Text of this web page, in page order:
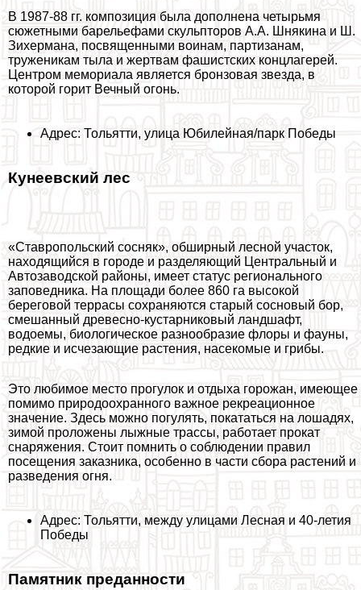
В 1987-88 гг. композиция была дополнена четырьмя
сюжетными барельефами скульпторов А.А. Шнякина и Ш.
Зихермана, посвященными воинам, партизанам,
труженикам тыла и жертвам фашистских концлагерей.
Центром мемориала является бронзовая звезда, в
которой горит Вечный огонь.
Адрес: Тольятти, улица Юбилейная/парк Победы
Кунеевский лес
«Ставропольский сосняк», обширный лесной участок,
находящийся в городе и разделяющий Центральный и
Автозаводской районы, имеет статус регионального
заповедника. На площади более 860 га высокой
береговой террасы сохраняются старый сосновый бор,
смешанный древесно-кустарниковый ландшафт,
водоемы, биологическое разнообразие флоры и фауны,
редкие и исчезающие растения, насекомые и грибы.
Это любимое место прогулок и отдыха горожан, имеющее
помимо природоохранного важное рекреационное
значение. Здесь можно погулять, покататься на лошадях,
зимой проложены лыжные трассы, работает прокат
снаряжения. Стоит помнить о соблюдении правил
посещения заказника, особенно в части сбора растений и
разведения огня.
Адрес: Тольятти, между улицами Лесная и 40-летия
Победы
Памятник преданности